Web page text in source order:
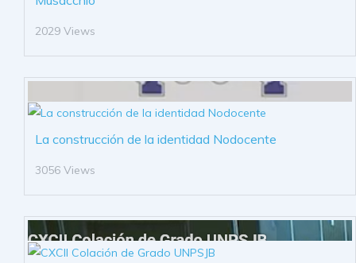
2029 Views
La construcción de la identidad Nodocente
3056 Views